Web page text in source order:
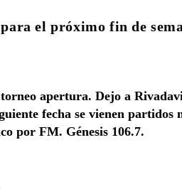
el próximo fin de
apertura. Dejo a
fecha se vienen partidos
por FM. Génesis 106.7.